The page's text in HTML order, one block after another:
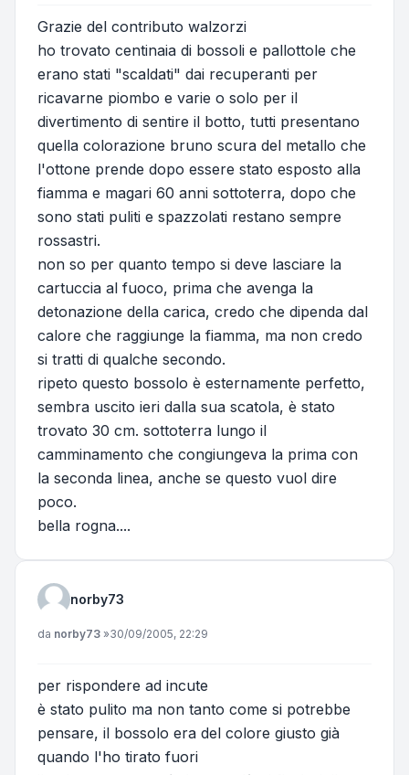
Grazie del contributo walzorzi
ho trovato centinaia di bossoli e pallottole che
erano stati "scaldati" dai recuperanti per
ricavarne piombo e varie o solo per il
divertimento di sentire il botto, tutti presentano
quella colorazione bruno scura del metallo che
l'ottone prende dopo essere stato esposto alla
fiamma e magari 60 anni sottoterra, dopo che
sono stati puliti e spazzolati restano sempre
rossastri.
non so per quanto tempo si deve lasciare la
cartuccia al fuoco, prima che avenga la
detonazione della carica, credo che dipenda dal
calore che raggiunge la fiamma, ma non credo
si tratti di qualche secondo.
ripeto questo bossolo è esternamente perfetto,
sembra uscito ieri dalla sua scatola, è stato
trovato 30 cm. sottoterra lungo il
camminamento che congiungeva la prima con
la seconda linea, anche se questo vuol dire
poco.
bella rogna....
norby73
Messaggio
da norby73 »30/09/2005, 22:29
per rispondere ad incute
è stato pulito ma non tanto come si potrebbe
pensare, il bossolo era del colore giusto già
quando l'ho tirato fuori